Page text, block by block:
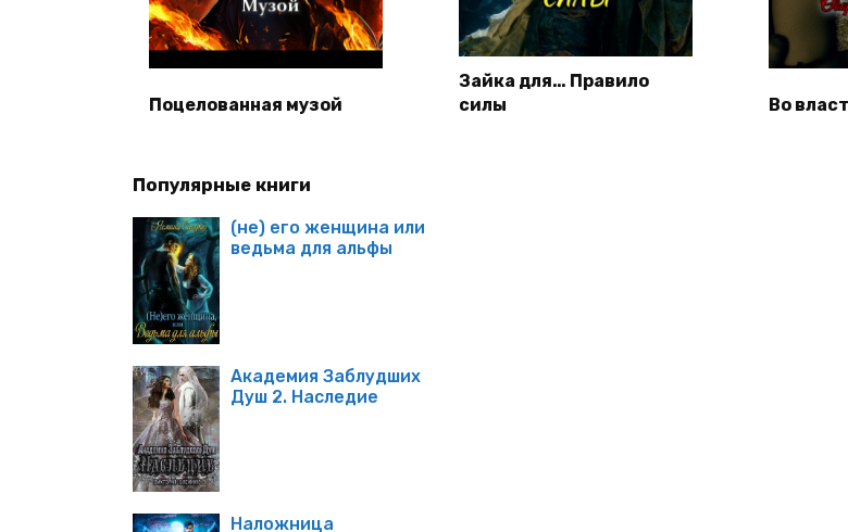
Поцелованная музой
Зайка для… Правило
силы
Во
Популярные книги
(не) его женщина или
ведьма для альфы
Академия Заблудших
Душ 2. Наследие
Наложница